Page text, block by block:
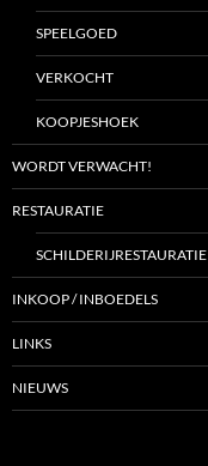
SPEELGOED
VERKOCHT
KOOPJESHOEK
WORDT VERWACHT!
RESTAURATIE
SCHILDERIJRESTAURATIE
INKOOP / INBOEDELS
LINKS
NIEUWS